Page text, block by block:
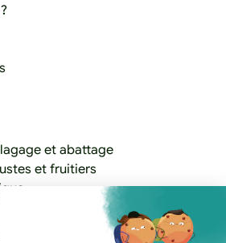
et abattage
et fruitiers
et maçonnerie paysagère